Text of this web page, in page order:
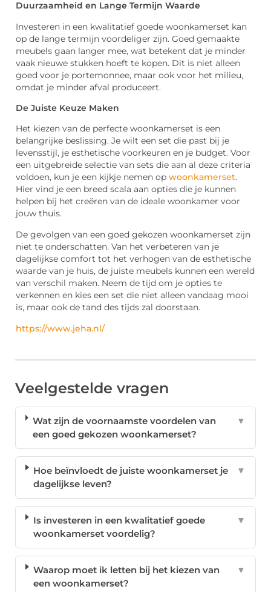
Duurzaamheid en Lange Termijn Waarde
Investeren in een kwalitatief goede woonkamerset kan
op de lange termijn voordeliger zijn. Goed gemaakte
meubels gaan langer mee, wat betekent dat je minder
vaak nieuwe stukken hoeft te kopen. Dit is niet alleen
goed voor je portemonnee, maar ook voor het milieu,
omdat je minder afval produceert.
De Juiste Keuze Maken
Het kiezen van de perfecte woonkamerset is een
belangrijke beslissing. Je wilt een set die past bij je
levensstijl, je esthetische voorkeuren en je budget. Voor
een uitgebreide selectie van sets die aan al deze criteria
voldoen, kun je een kijkje nemen op woonkamerset.
Hier vind je een breed scala aan opties die je kunnen
helpen bij het creëren van de ideale woonkamer voor
jouw thuis.
De gevolgen van een goed gekozen woonkamerset zijn
niet te onderschatten. Van het verbeteren van je
dagelijkse comfort tot het verhogen van de esthetische
waarde van je huis, de juiste meubels kunnen een wereld
van verschil maken. Neem de tijd om je opties te
verkennen en kies een set die niet alleen vandaag mooi
is, maar ook de tand des tijds zal doorstaan.
https://www.jeha.nl/
Veelgestelde vragen
Wat zijn de voornaamste voordelen van
een goed gekozen woonkamerset?
▼
Hoe beïnvloedt de juiste woonkamerset je
dagelijkse leven?
▼
Is investeren in een kwalitatief goede
woonkamerset voordelig?
▼
Waarop moet ik letten bij het kiezen van
een woonkamerset?
▼